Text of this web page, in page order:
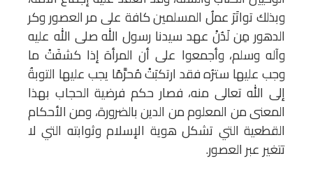
وبذلك تواتَرَ عملُ المسلمين كافة على مر العصور وكر
الدهور مِن لَدُنْ عهد سيدنا رسول الله صلى الله عليه
وآله وسلم، وأجمعوا على أن المرأة إذا كشفَتْ ما
وجب عليها سترُه فقد ارتكبَتْ مُحرَّمًا يجب عليها التوبةُ
إلى الله تعالى منه، فصار حكم فرضية الحجاب بهذا
المعنى من المعلوم من الدين بالضرورة، ومن الأحكام
القطعية التي تشكل هوية الإسلام وثوابته التي لا
تتغير عبر العصور.